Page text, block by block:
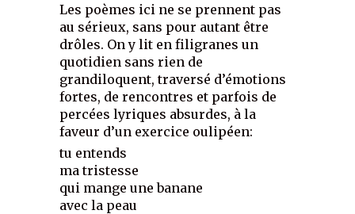
Les poèmes ici ne se prennent pas
au sérieux, sans pour autant être
drôles. On y lit en filigranes un
quotidien sans rien de
grandiloquent, traversé d’émotions
fortes, de rencontres et parfois de
percées lyriques absurdes, à la
faveur d’un exercice oulipéen:
tu entends
ma tristesse
qui mange une banane
avec la peau